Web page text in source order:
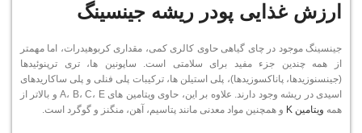
ارزش غذایی پودر ریشه جینسینگ
جینسینگ موجود در چای گیاهی حاوی کالری کمی، مقداری کربوهیدرات، اما مهمتر
از همه چندین جزء مفید برای سلامتی است. ساپونین ها، تری ترپنوئیدها
(جینسنوزیدها، پاناکسوزیدها)، پلی استیلن ها، ترکیبات پلی فنلی و پلی ساکاریدهای
اسیدی در ریشه وجود دارند. علاوه بر این، حاوی ویتامین های A، B، C، E و بالاتر از
همه ویتامین K و همچنین مواد معدنی مانند پتاسیم، آهن، منگنز و گوگرد است.